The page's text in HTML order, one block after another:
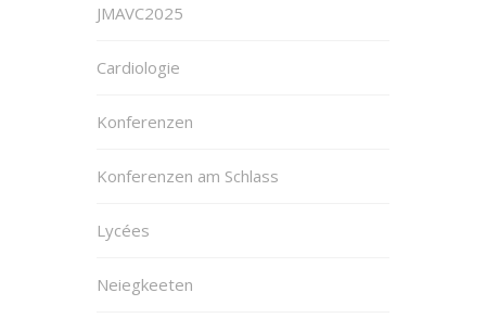
JMAVC2025
Cardiologie
Konferenzen
Konferenzen am Schlass
Lycées
Neiegkeeten